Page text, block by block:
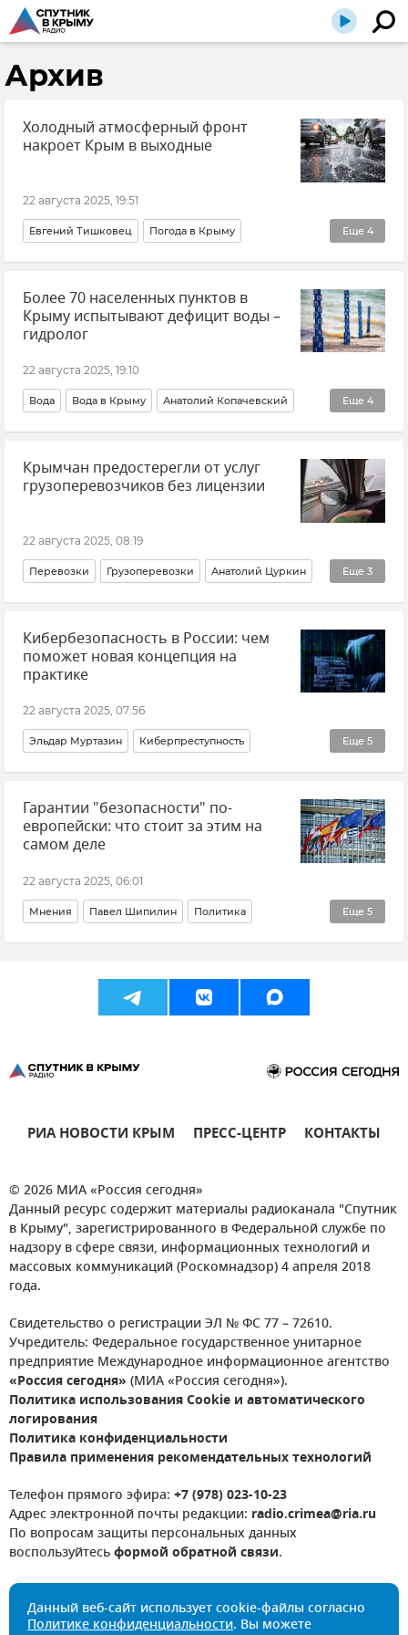
Архив
Холодный атмосферный фронт
накроет Крым в выходные
22 августа 2025, 19:51
Еще 4
Евгений Тишковец Погода в Крыму
Крымская погода Центр погоды "ФОБОС"
Прогноз Новости Крыма
Более 70 населенных пунктов в
Крыму испытывают дефицит воды –
гидролог
22 августа 2025, 19:10
Еще 4
Вода Вода в Крыму Анатолий Копачевский
Мнения Крым Водоснабжение
Водохранилища Крыма
Крымчан предостерегли от услуг
грузоперевозчиков без лицензии
22 августа 2025, 08:19
Еще 3
Перевозки Грузоперевозки Анатолий Цуркин
Крым Транспорт Страхование
Кибербезопасность в России: чем
поможет новая концепция на
практике
22 августа 2025, 07:56
Еще 5
Эльдар Муртазин Киберпреступность
Кибербезопасность Закон и право Россия
Интернет Искусственный интеллект
Гарантии "безопасности" по-
европейски: что стоит за этим на
самом деле
22 августа 2025, 06:01
Еще 5
Мнения Павел Шипилин Политика
Переговоры Россия Украина Новости СВО
Европейский Союз (ЕС)
РИА НОВОСТИ КРЫМ ПРЕСС-ЦЕНТР КОНТАКТЫ
© 2026 МИА «Россия сегодня»
Данный ресурс содержит материалы радиоканала "Спутник
в Крыму", зарегистрированного в Федеральной службе по
надзору в сфере связи, информационных технологий и
массовых коммуникаций (Роскомнадзор) 4 апреля 2018
года.
Свидетельство о регистрации ЭЛ № ФС 77 – 72610.
Учредитель: Федеральное государственное унитарное
предприятие Международное информационное агентство
«Россия сегодня» (МИА «Россия сегодня»).
Политика использования Cookie и автоматического
логирования
Политика конфиденциальности
Правила применения рекомендательных технологий
Телефон прямого эфира: +7 (978) 023-10-23
Адрес электронной почты редакции: radio.crimea@ria.ru
По вопросам защиты персональных данных
воспользуйтесьформой обратной связи.
Данный веб-сайт использует cookie-файлы согласно
Политике конфиденциальности. Вы можете